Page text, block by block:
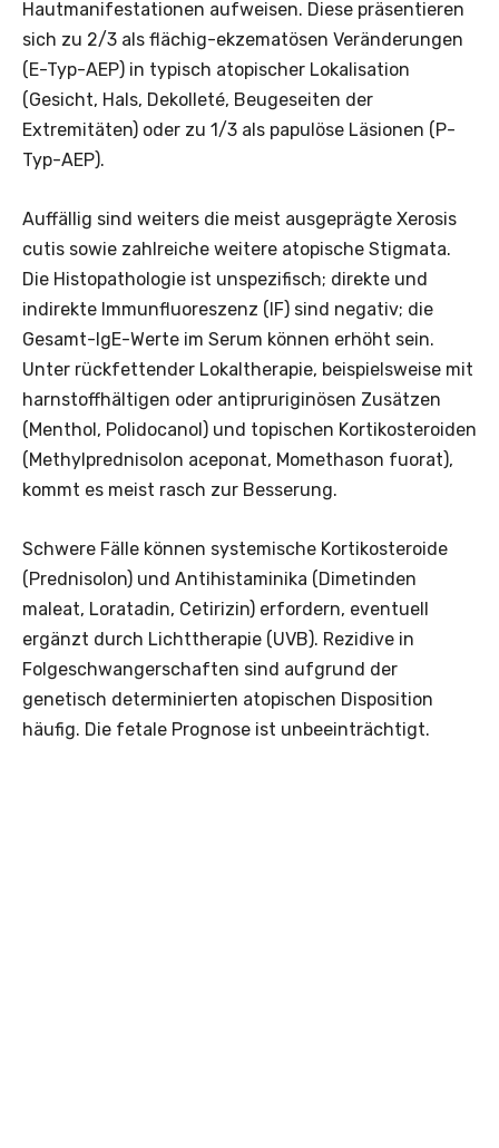
Hautmanifestationen aufweisen. Diese präsentieren
sich zu 2/3 als flächig-ekzematösen Veränderungen
(E-Typ-AEP) in typisch atopischer Lokalisation
(Gesicht, Hals, Dekolleté, Beugeseiten der
Extremitäten) oder zu 1/3 als ­papulöse Läsionen (P-
Typ-AEP).
Auffällig sind weiters die meist ausgeprägte Xerosis
cutis sowie zahlreiche weitere atopische Stigmata.
Die Histopathologie ist unspezifisch; direkte und
indirekte Immunfluoreszenz (IF) sind negativ; die
Gesamt-IgE-Werte im Serum können erhöht sein.
Unter rückfettender Lokaltherapie, beispielsweise mit
harnstoffhältigen oder antipruriginösen Zusätzen
(Menthol, Polidocanol) und topischen Kortikosteroiden
(Methylprednisolon aceponat, Momethason fuorat),
kommt es meist rasch zur Besserung.
Schwere Fälle können ­systemische Kortikosteroide
(Prednisolon) und Antihistaminika (Dimetinden
maleat, Loratadin, Cetirizin) erfordern, eventuell
ergänzt durch Lichttherapie (UVB). Rezidive in
Folgeschwangerschaften sind aufgrund der
genetisch determinierten atopischen Disposition
häufig. Die fetale Prognose ist unbeeinträchtigt.